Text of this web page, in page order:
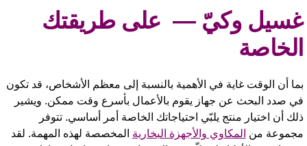
وكيّ — على طريقتك
أن الوقت غاية في الأهمية بالنسبة إلى معظم الأشخاص، قد تكون
صدد البحث عن جهاز يقوم بالأعمال بأسرع وقت ممكن. ويشير
أن اختيار منتج يلبّي احتياجاتك الخاصة أمر أساسي. تتوفر
منالمكاوي والأجهزة البخاريةالمخصصة لهذه المهمة. لقد